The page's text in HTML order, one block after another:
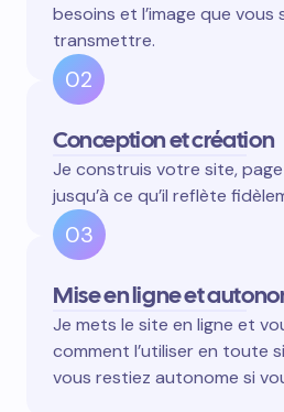
besoins et l’image que vous
transmettre.
02
Conception et création
Je construis votre site,
jusqu’à ce qu’il reflète
03
Mise en ligne et
Je mets le site en ligne et
comment l’utiliser en toute
vous restiez autonome si